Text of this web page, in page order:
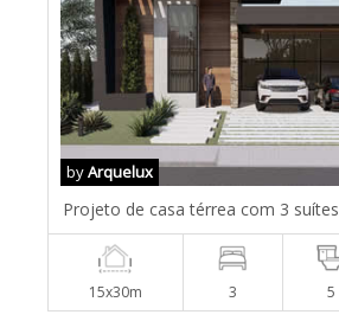
byArquelux
Projeto de casa térrea com 3 suítes
15x30m 3 5